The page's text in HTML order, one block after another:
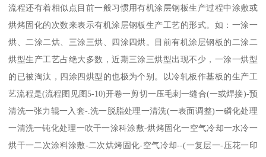
流程还有着相似点目前一般习惯用有机涂层钢板生产过程中涂敷或
烘烤固化的次数来表示有机涂层钢板生产工艺的形式。如：一涂一
烘、二涂二烘、三涂三烘、四涂四烘。目前有机涂层钢板的二涂二
烘型生产工艺占绝大多数，近期三涂三烘型出现不少，一涂一烘型
的已被淘汰，四涂四烘型的也极为个别。以冷轧板作基板的生产工
艺流程是(流程图见图5-10)开卷一剪切一压毛刺一缝合(一或焊接)-预
清洗一张力辊一入套-.洗一脱脂处理一清洗(一表面调整)一磷化处理
一清洗一钝化处理一吹干一涂科涂敷-烘烤固化一空气冷却一水冷一
烘干一二次涂料涂敷-二次烘烤固化-空气冷却--(一复层一-压花一印